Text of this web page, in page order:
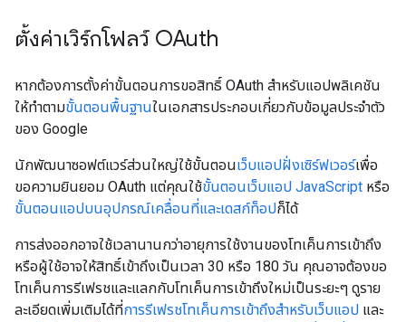
ตั้งค่าเวิร์กโฟลว์ OAuth
หากต้องการตั้งค่าขั้นตอนการขอสิทธิ์ OAuth สําหรับแอปพลิเคชัน
ให้ทําตามขั้นตอนพื้นฐานในเอกสารประกอบเกี่ยวกับข้อมูลประจำตัว
ของ Google
นักพัฒนาซอฟต์แวร์ส่วนใหญ่ใช้ขั้นตอนเว็บแอปฝั่งเซิร์ฟเวอร์เพื่อ
ขอความยินยอม OAuth แต่คุณใช้ขั้นตอนเว็บแอป JavaScript หรือ
ขั้นตอนแอปบนอุปกรณ์เคลื่อนที่และเดสก์ท็อปก็ได้
การส่งออกอาจใช้เวลานานกว่าอายุการใช้งานของโทเค็นการเข้าถึง
หรือผู้ใช้อาจให้สิทธิ์เข้าถึงเป็นเวลา 30 หรือ 180 วัน คุณอาจต้องขอ
โทเค็นการรีเฟรชและแลกกับโทเค็นการเข้าถึงใหม่เป็นระยะๆ ดูราย
ละเอียดเพิ่มเติมได้ที่การรีเฟรชโทเค็นการเข้าถึงสําหรับเว็บแอป และ